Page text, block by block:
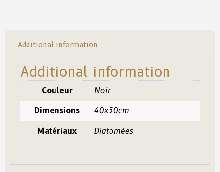
Additional information
Additional information
Couleur Noir
Dimensions 40x50cm
Matériaux Diatomées